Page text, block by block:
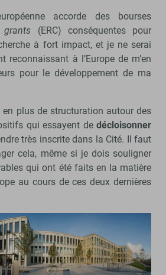
accorde des bourses
grants (ERC) conséquentes pour
à fort impact, et je ne serai
reconnaissant à l’Europe de m’en
pour le développement de ma
plus de structuration autour des
qui essayent de décloisonner
très inscrite dans la Cité. Il faut
cela, même si je dois souligner
qui ont été faits en la matière
au cours de ces deux dernières